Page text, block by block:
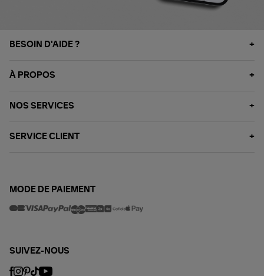
BESOIN D'AIDE ?
À PROPOS
NOS SERVICES
SERVICE CLIENT
MODE DE PAIEMENT
SUIVEZ-NOUS